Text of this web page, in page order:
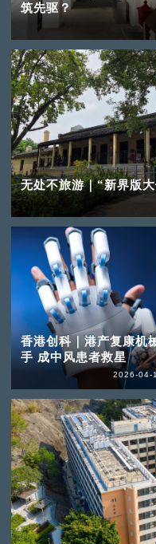
筑先驱？
无处不旅游｜“新界版
香港创科｜港产复康机
手 成中风患者救星
2026-04-